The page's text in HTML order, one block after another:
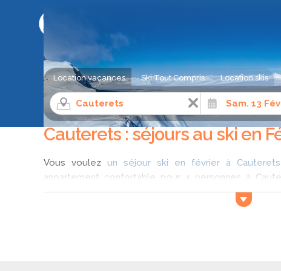
LE COMPARATEUR DE SÉJOUR AU SKI
Location vacances Ski Tout Compris Location skis
Séjour ski Pyrénées Hautes-Pyrénées Cauterets
Cauterets : séjours au ski en
Vous voulez un séjour ski en février à Cauterets
appartement confortable pour 4 personnes à
vacances au ski, vous aide à comparer les offres
Cauterets en février et trouvez parmi la liste